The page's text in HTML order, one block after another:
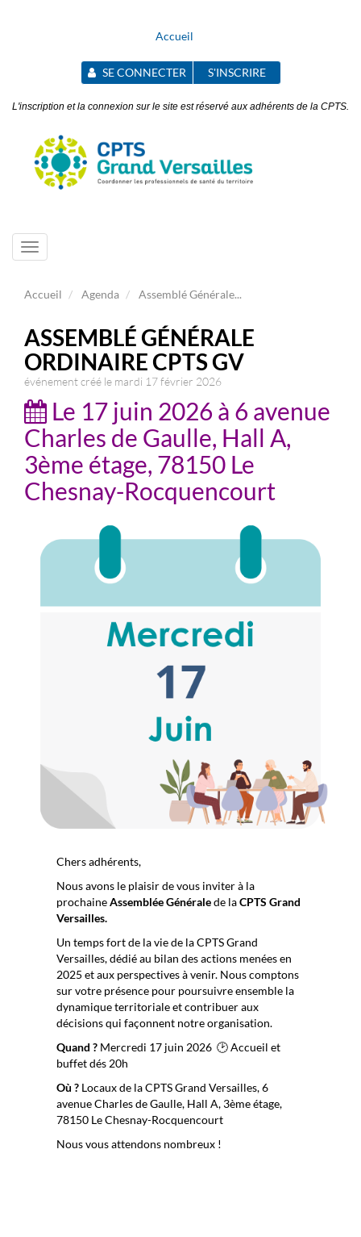
Accueil
SE CONNECTER S'INSCRIRE
L'inscription et la connexion sur le site est réservé aux adhérents de la CPTS.
Toggle
navigation
Accueil Agenda Assemblé Générale...
ASSEMBLÉ GÉNÉRALE
ORDINAIRE CPTS GV
événement créé le mardi 17 février 2026
Le 17 juin 2026 à 6 avenue
Charles de Gaulle, Hall A,
3ème étage, 78150 Le
Chesnay-Rocquencourt
Chers adhérents,
Nous avons le plaisir de vous inviter à la
prochaineAssemblée Généralede laCPTS Grand
Versailles.
Un temps fort de la vie de la CPTS Grand
Versailles, dédié au bilan des actions menées en
2025 et aux perspectives à venir. Nous comptons
sur votre présence pour poursuivre ensemble la
dynamique territoriale et contribuer aux
décisions qui façonnent notre organisation.
Quand ? Mercredi 17 juin 2026 🕑 Accueil et
buffet dés 20h
Où ? Locaux de la CPTS Grand Versailles, 6
avenue Charles de Gaulle, Hall A, 3ème étage,
78150 Le Chesnay-Rocquencourt
Nous vous attendons nombreux !